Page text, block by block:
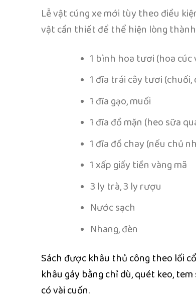
Lễ vật cúng xe mới tùy theo điều
vật cần thiết để thể hiện lòng
1 bình hoa tươi (hoa cúc
1 đĩa trái cây tươi
1 đĩa gạo, muối
1 đĩa đồ mặn (heo sữa
1 đĩa đồ chay (nếu chủ
1 xấp giấy tiền vàng mã
3 ly trà, 3 ly rượu
Nước sạch
Nhang, đèn
Sách được khâu thủ công theo lối
khâu gáy bằng chỉ dù, quét keo,
có vài cuốn.